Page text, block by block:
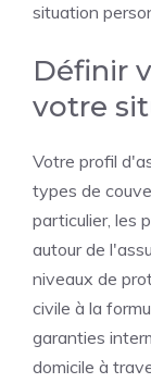
situation
Définir
votre
Votre profil
types de
particulier, les
autour de
niveaux de
civile à la
garanties
domicile à